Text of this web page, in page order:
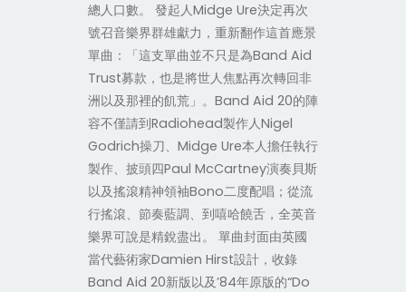
總人口數。 發起人Midge Ure決定再次
號召音樂界群雄獻力，重新翻作這首應景
單曲：「這支單曲並不只是為Band Aid
Trust募款，也是將世人焦點再次轉回非
洲以及那裡的飢荒」。Band Aid 20的陣
容不僅請到Radiohead製作人Nigel
Godrich操刀、Midge Ure本人擔任執行
製作、披頭四Paul McCartney演奏貝斯
以及搖滾精神領袖Bono二度配唱；從流
行搖滾、節奏藍調、到嘻哈饒舌，全英音
樂界可說是精銳盡出。 單曲封面由英國
當代藝術家Damien Hirst設計，收錄
Band Aid 20新版以及’84年原版的“Do